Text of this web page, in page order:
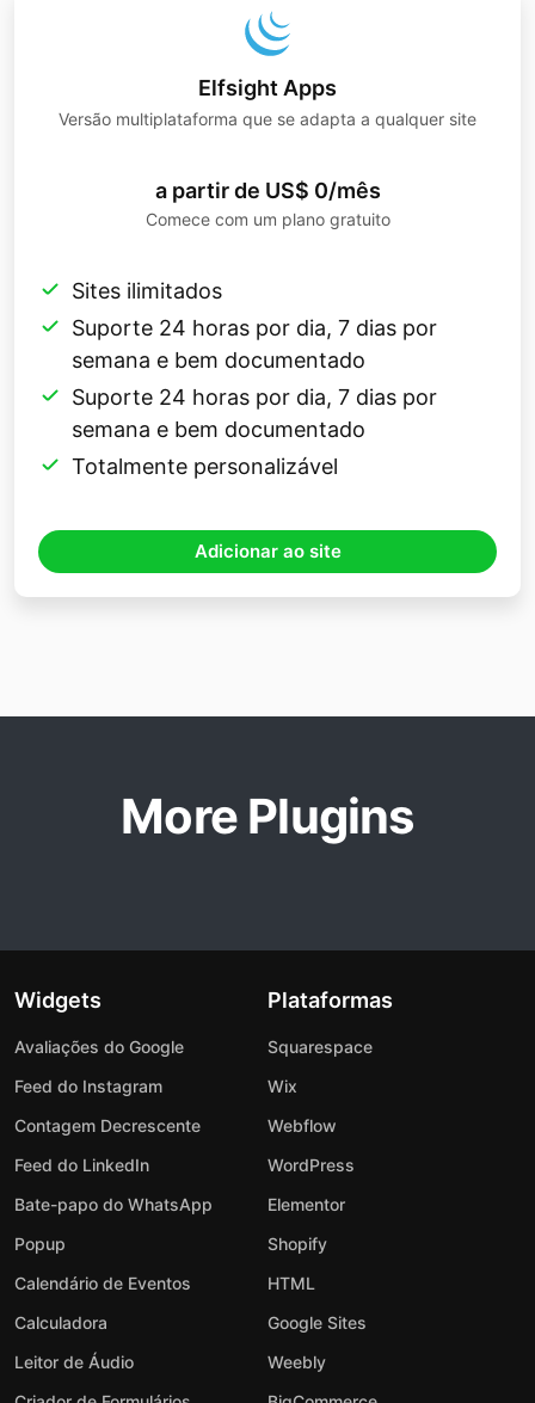
Elfsight Apps
Versão multiplataforma que se adapta a qualquer site
a partir de US$ 0/mês
Comece com um plano gratuito
Sites ilimitados
Suporte 24 horas por dia, 7 dias por
semana e bem documentado
Suporte 24 horas por dia, 7 dias por
semana e bem documentado
Totalmente personalizável
Adicionar ao site
More Plugins
Widgets
Avaliações do Google
Feed do Instagram
Contagem Decrescente
Feed do LinkedIn
Bate-papo do WhatsApp
Popup
Calendário de Eventos
Calculadora
Leitor de Áudio
Plataformas
Squarespace
Wix
Webflow
WordPress
Elementor
Shopify
HTML
Google Sites
Weebly